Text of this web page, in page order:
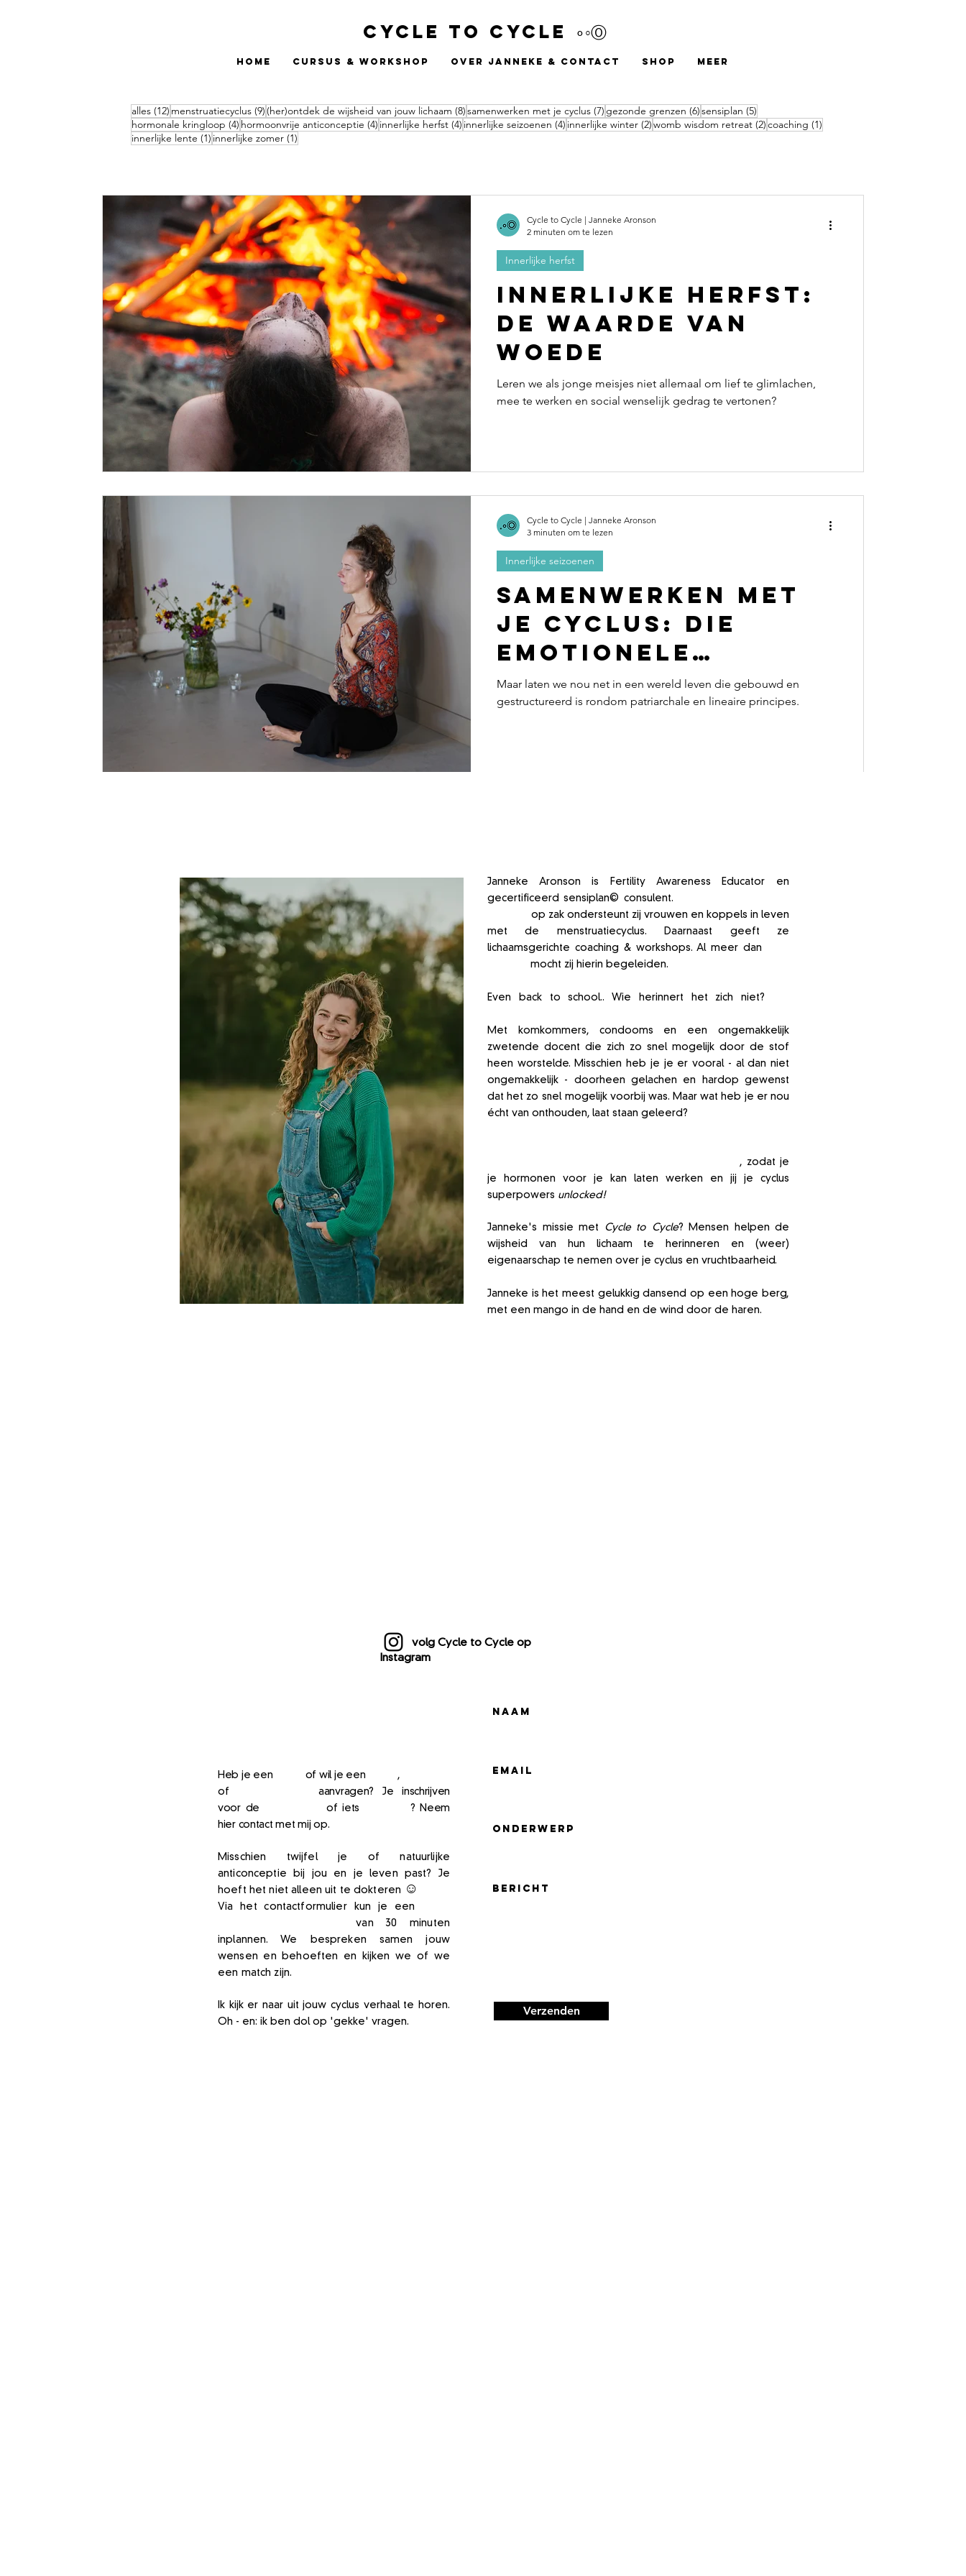
Cycle to Cycle ∘◦Ⓞ
Home Cursus & workshop Over Janneke & Contact Shop Meer
Innerlijke herfst:
de waarde van
woede
Leren we als jonge meisjes niet allemaal om lief te glimlachen,
mee te werken en social wenselijk gedrag te vertonen?
Innerlijke herfst
Cycle to Cycle | Janneke Aronson
2 minuten om te lezen
Samenwerken met
je cyclus: die
emotionele
golven.. zijn
normaal.
Maar laten we nou net in een wereld leven die gebouwd en
gestructureerd is rondom patriarchale en lineaire principes.
Innerlijke seizoenen
Cycle to Cycle | Janneke Aronson
3 minuten om te lezen
alles (12) 12 posts
menstruatiecyclus (9)9 posts
(her)ontdek de wijsheid van jouw lichaam (8)8 posts
samenwerken met je cyclus (7) 7 posts
gezonde grenzen (6)6 posts
sensiplan (5)
hormonale kringloop (4) 4 posts
hormoonvrije anticonceptie (4) 4 posts
innerlijke herfst (4) 4 posts
innerlijke seizoenen (4) 4 posts
innerlijke winter (2)2 posts
womb wisdom retreat (2)2 posts
coaching (1)
innerlijke lente (1) 1 post
innerlijke zomer (1)
volg Cycle to Cycle op
Instagram
Heb je een of wil je een ,
of
aanvragen? Je inschrijven
voor de
of iets
? Neem
hier contact met mij op.
Misschien twijfel je of natuurlijke
anticonceptie bij jou en je leven past? Je
hoeft het niet alleen uit te dokteren
☺
Via het contactformulier kun je een
van 30 minuten
inplannen. We bespreken samen jouw
wensen en behoeften en kijken we of we
een match zijn.
Ik kijk er naar uit jouw cyclus verhaal te horen.
Oh - en: ik ben dol op 'gekke' vragen.
Naam
Email
Onderwerp
Bericht
Verzenden
Janneke Aronson is Fertility Awareness Educator en
gecertificeerd sensiplan© consulent.
op zak ondersteunt zij vrouwen en koppels in leven
met de menstruatiecyclus. Daarnaast geeft ze
lichaamsgerichte coaching & workshops. Almeer dan
mocht zij hierin begeleiden.
Even back to school.. Wie herinnert het zich niet?
Met komkommers, condooms en een ongemakkelijk
zwetende docent die zich zo snel mogelijk door de stof
heen worstelde. Misschien heb je je er vooral - al dan niet
ongemakkelijk - doorheen gelachen en hardop gewenst
dat het zo snel mogelijk voorbij was. Maar wat heb je er nou
écht van onthouden, laat staan geleerd? ​
, zodat je
je hormonen voor je kan laten werken en jij je cyclus
superpowers unlocked!
Janneke's missie met Cycle to Cycle? Mensen helpen de
wijsheid van hun lichaam te herinneren en (weer)
eigenaarschap te nemen over je cyclus en vruchtbaarheid.
Janneke is het meest gelukkig dansend op een hoge berg,
met een mango in de hand en de wind door de haren.